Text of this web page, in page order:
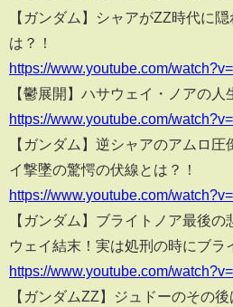
【ガンダム】シャアがZZ時代に
は？！
https://www.youtube.com/
【鬱展開】ハサウェイ・ノアの人
https://www.youtube.com/
【ガンダム】逆シャアのアムロ
イ撃墜の驚愕の伏線とは？！
https://www.youtube.com/
【ガンダム】ブライトノア最後
ウェイ結末！実は処刑の時にブラ
https://www.youtube.com/
【ガンダムZZ】ジュドーのその